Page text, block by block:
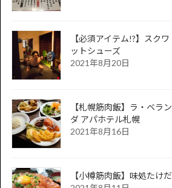
【必須アイテム!?】スクワ
ットシューズ
2021年8月20日
【札幌筋肉飯】ラ・ベラン
ダ アパホテル札幌
2021年8月16日
【小樽筋肉飯】味処たけだ